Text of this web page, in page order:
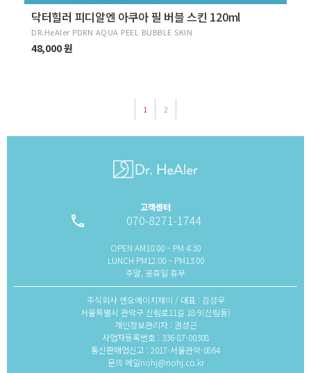
닥터힐러 피디알엔 아쿠아 필 버블 스킨 120ml
DR.HeAler PDRN AQUA PEEL BUBBLE SKIN
48,000 원
1 2
고객센터
local_phone 070-8271-1744
OPEN AM10:00 ~ PM 4:30
LUNCH PM12:00 ~ PM13:00
주말, 공휴일 휴무
주식회사 엔오에이치제이 / 대표 : 김성우
서울특별시 관악구 신림로11길 18-9(신림동)
개인정보관리자 : 권성근
사업자등록번호 : 336-87-00308
통신판매업신고 : 2017-서울관악-0864
문의 메일nohj@nohj.co.kr